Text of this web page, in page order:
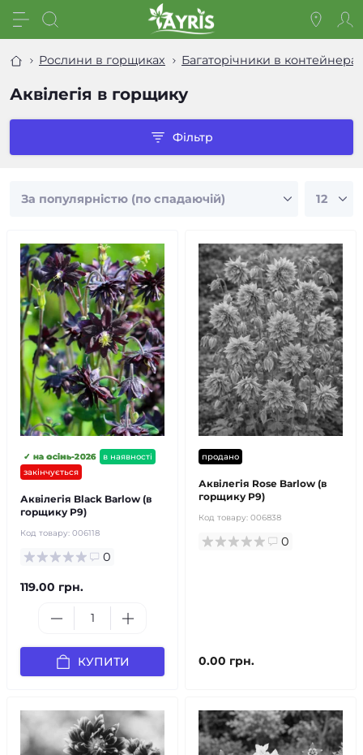
Рослини в горщиках Багаторічники в контейнерах
Аквілегія в горщику
Фільтр
в наявності
✓ на осінь-2026
закінчується
Аквілегія Black Barlow (в
горщику Р9)
Код товару: 006118
0
119.00 грн.
КУПИТИ
продано
Аквілегія Rose Barlow (в
горщику Р9)
Код товару: 006838
0
0.00 грн.